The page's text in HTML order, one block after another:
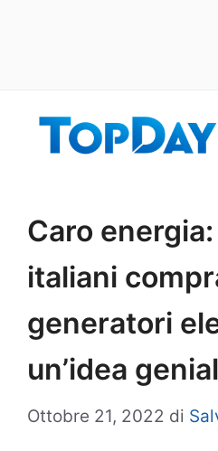
Caro
italiani
generatori
un’idea
Ottobre 21, 2022 di